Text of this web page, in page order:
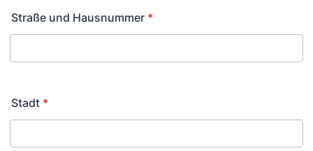
Straße und Hausnummer *
Stadt *